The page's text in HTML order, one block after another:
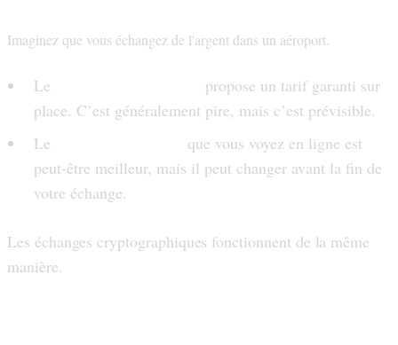
Imaginez que vous échangez de l'argent dans un aéroport.
Le
propose un tarif garanti sur
place. C’est généralement pire, mais c’est prévisible.
Le
que vous voyez en ligne est
peut-être meilleur, mais il peut changer avant la fin de
votre échange.
Les échanges cryptographiques fonctionnent de la même
manière.